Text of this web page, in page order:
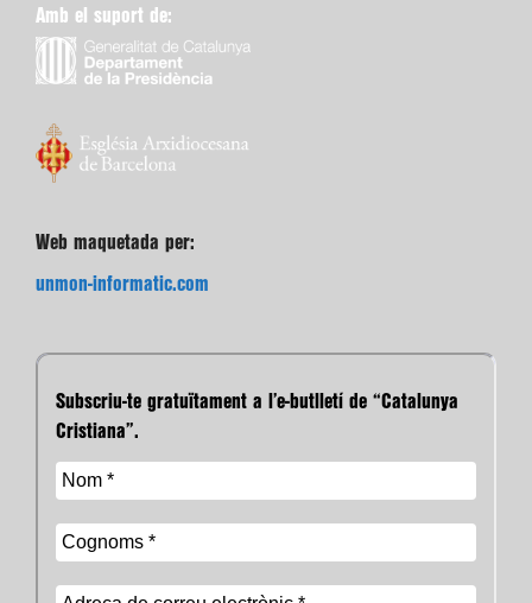
Amb el suport de:
Web maquetada per:
unmon-informatic.com
Subscriu-te gratuïtament a l’e-butlletí de “Catalunya
Cristiana”.